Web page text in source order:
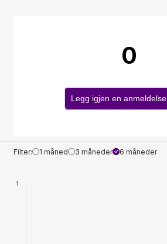
0
Legg igjen en anmeldelse
Filter: 1 måned 3 måneder 6 måneder